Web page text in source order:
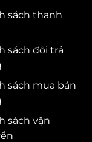
sách thanh
sách đổi trả
sách mua bán
sách vận